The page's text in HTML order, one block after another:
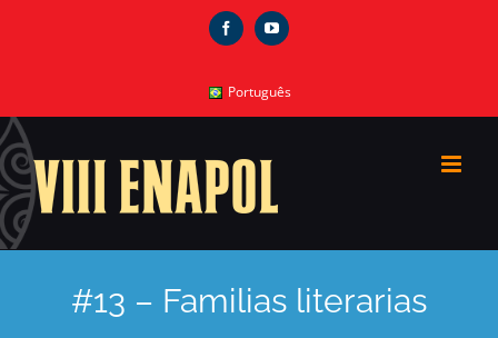
FacebookYouTube
Português
#13 – Familias literarias